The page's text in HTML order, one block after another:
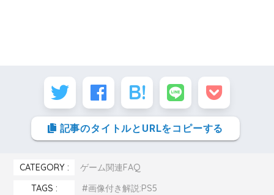
記事のタイトルとURLをコピーする
CATEGORY :
ゲーム関連FAQ
TAGS :
画像付き解説:PS5